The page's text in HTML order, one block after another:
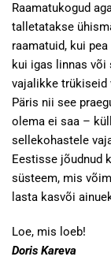
Raamatukogud
talletatakse
raamatuid, kui
kui igas linnas
vajalikke trükiseid
Päris nii see
olema ei saa –
sellekohastele
Eestisse jõudnud
süsteem, mis
lasta kasvõi
Loe, mis loeb!
Doris Kareva